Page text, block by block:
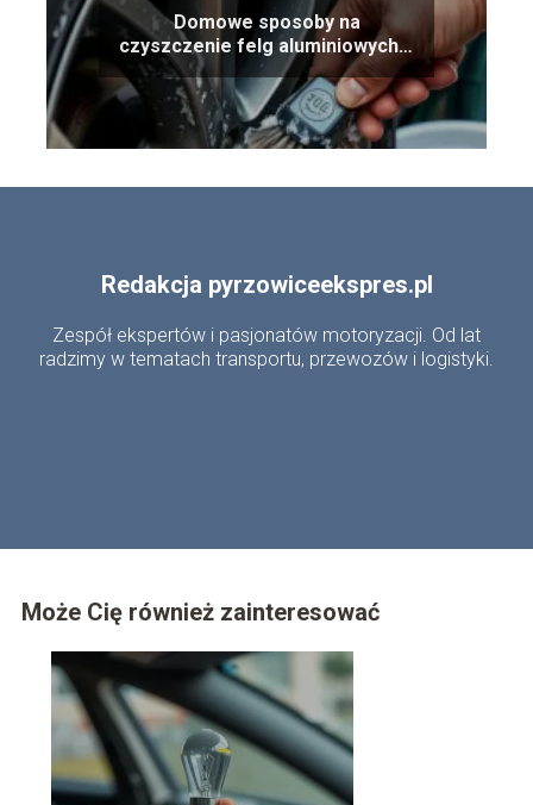
Domowe sposoby na
czyszczenie felg aluminiowych –
ekonomiczne i skuteczne
Redakcja pyrzowiceekspres.pl
Zespół ekspertów i pasjonatów motoryzacji. Od lat
radzimy w tematach transportu, przewozów i logistyki.
Może Cię również zainteresować